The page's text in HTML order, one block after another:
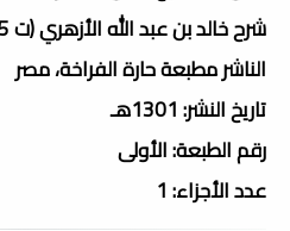
شرح خالد بن عبد الله الأزهري (ت 905 هـ)
الناشر مطبعة حارة الفراخة، مصر
تاريخ النشر: 1301هـ
رقم الطبعة: الأولى
عدد الأجزاء: 1